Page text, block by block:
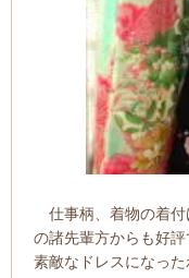
仕事柄、着物の着付
の諸先輩方からも好評
素敵なドレスになった